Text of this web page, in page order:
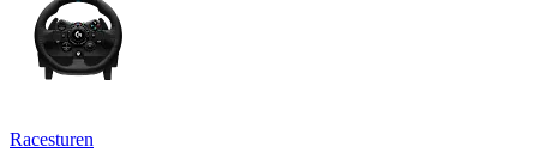
Racesturen